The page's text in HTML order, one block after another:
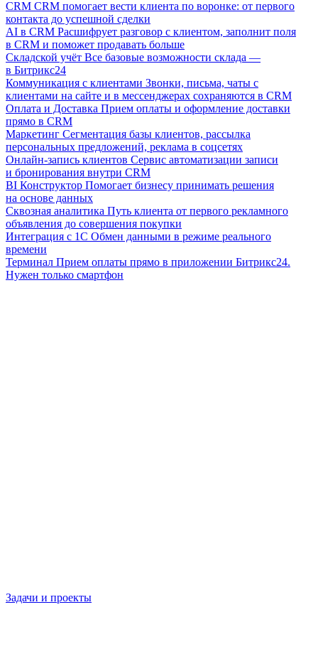
CRM CRM помогает вести клиента по воронке: от первого
контакта до успешной сделки
AI в CRM Расшифрует разговор с клиентом, заполнит поля
в CRM и поможет продавать больше
Складской учёт Все базовые возможности склада —
в Битрикс24
Коммуникация с клиентами Звонки, письма, чаты с
клиентами на сайте и в мессенджерах сохраняются в CRM
Оплата и Доставка Прием оплаты и оформление доставки
прямо в CRM
Маркетинг Сегментация базы клиентов, рассылка
персональных предложений, реклама в соцсетях
Онлайн-запись клиентов Сервис автоматизации записи
и бронирования внутри CRM
BI Конструктор Помогает бизнесу принимать решения
на основе данных
Сквозная аналитика Путь клиента от первого рекламного
объявления до совершения покупки
Интеграция с 1С Обмен данными в режиме реального
времени
Терминал Прием оплаты прямо в приложении Битрикс24.
Нужен только смартфон
Задачи и проекты